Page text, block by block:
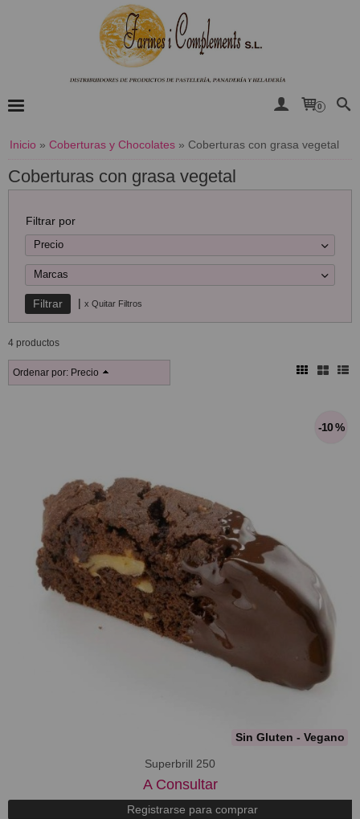
0
Inicio » Coberturas y Chocolates » Coberturas con grasa vegetal
Coberturas con grasa vegetal
Filtrar por
Precio
Marcas
| x Quitar Filtros
4 productos
Ordenar por: Precio
Sin Gluten - Vegano
-10 %
Superbrill 250
A Consultar
Registrarse para comprar